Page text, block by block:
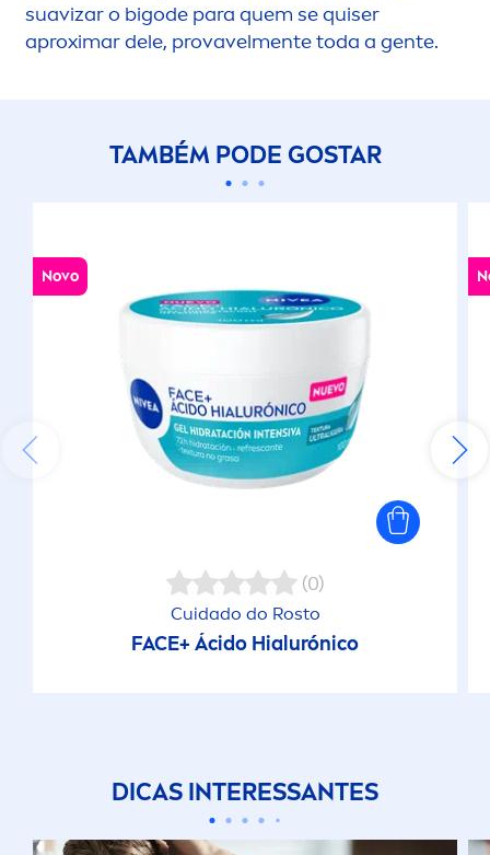
suavizar o bigode para quem se quiser
aproximar dele, provavelmente toda a gente.
TAMBÉM PODE GOSTAR
Novo
(0)
Cuidado do Rosto
FACE+ Ácido Hialurónico
DICAS INTERESSANTES